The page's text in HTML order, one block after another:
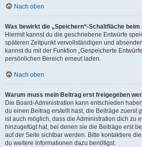
Nach oben
Was bewirkt die „Speichern“-Schaltfläche
Hiermit kannst du die geschriebene Entwürfe
späteren Zeitpunkt vervollständigen und
kannst du mit der Funktion „Gespeicherte
persönlichen Bereich erneut laden.
Nach oben
Warum muss mein Beitrag erst freigegeben
Die Board-Administration kann entschieden
du einen Beitrag erstellt hast, die Beiträge zuerst
ist auch möglich, dass die Administration dich zu
hinzugefügt hat, bei denen sie die Beiträge erst
auf der Seite sichtbar werden. Bitte kontaktiere
du weitere Informationen dazu benötigst.